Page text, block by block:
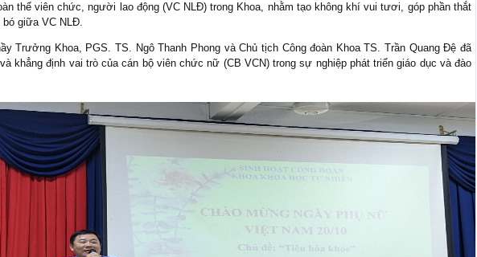
thể viên chức, người lao động (VC NLĐ) trong Khoa, nhằm tạo không khí vui tươi, góp phần thắt
giữa VC NLĐ.
Trưởng Khoa, PGS. TS. Ngô Thanh Phong và Chủ tịch Công đoàn Khoa TS. Trần Quang Đệ đã
khẳng định vai trò của cán bộ viên chức nữ (CB VCN) trong sự nghiệp phát triển giáo dục và đào